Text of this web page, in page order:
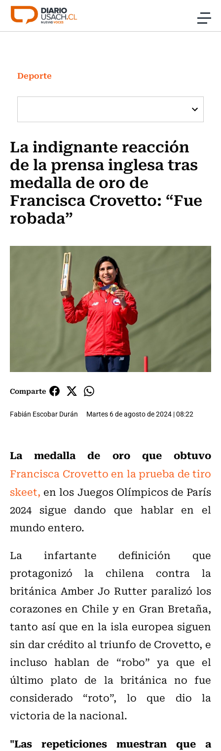
Click acá para ir directamente al contenido
Investigación
Cultura
Programas Radio y TV Usach
Deporte
La indignante reacción
de la prensa inglesa tras
medalla de oro de
Francisca Crovetto: “Fue
robada”
Comparte
Fabián Escobar Durán Martes 6 de agosto de 2024 | 08:22
La medalla de oro que obtuvo
Francisca Crovetto en la prueba de tiro
skeet, en los Juegos Olímpicos de París
2024 sigue dando que hablar en el
mundo entero.
La infartante definición que
protagonizó la chilena contra la
británica Amber Jo Rutter paralizó los
corazones en Chile y en Gran Bretaña,
tanto así que en la isla europea siguen
sin dar crédito al triunfo de Crovetto, e
incluso hablan de “robo” ya que el
último plato de la británica no fue
considerado “roto”, lo que dio la
victoria de la nacional.
"Las repeticiones muestran que a